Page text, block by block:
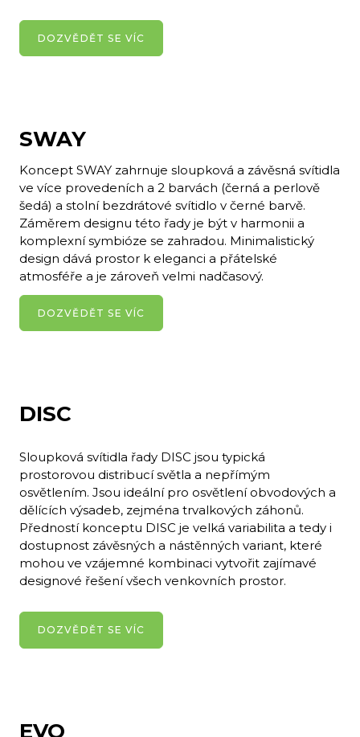
DOZVĚDĚT SE VÍC
SWAY
Koncept SWAY zahrnuje sloupková a závěsná svítidla
ve více provedeních a 2 barvách (černá a perlově
šedá) a stolní bezdrátové svítidlo v černé barvě.
Záměrem designu této řady je být v harmonii a
komplexní symbióze se zahradou. Minimalistický
design dává prostor k eleganci a přátelské
atmosféře a je zároveň velmi nadčasový.
DOZVĚDĚT SE VÍC
DISC
Sloupková svítidla řady DISC jsou typická
prostorovou distribucí světla a nepřímým
osvětlením. Jsou ideální pro osvětlení obvodových a
dělících výsadeb, zejména trvalkových záhonů.
Předností konceptu DISC je velká variabilita a tedy i
dostupnost závěsných a nástěnných variant, které
mohou ve vzájemné kombinaci vytvořit zajímavé
designové řešení všech venkovních prostor.
DOZVĚDĚT SE VÍC
EVO